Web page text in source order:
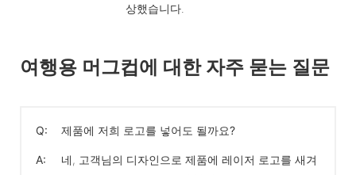
상했습니다.
여행용 머그컵에 대한 자주 묻는 질문
Q: 제품에 저희 로고를 넣어도 될까요?
A:
네, 고객님의 디자인으로 제품에 레이저 로고를 새겨